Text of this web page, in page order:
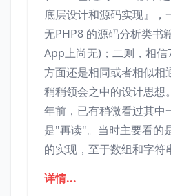
底层设计和源码实现』，
无PHP8 的源码分析类书
App上尚无)；二则，相
方面还是相同或者相似相
稍稍领会之中的设计思想
年前，已有稍微看过其中
是"再读"。当时主要看的
的实现，至于数组和字符
详情...